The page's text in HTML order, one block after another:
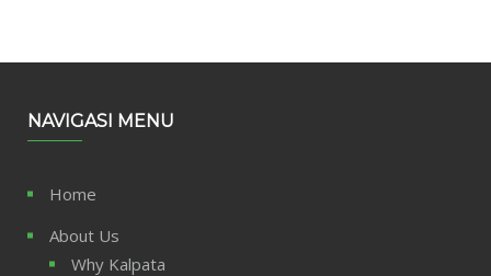
NAVIGASI MENU
Home
About Us
Why Kalpata